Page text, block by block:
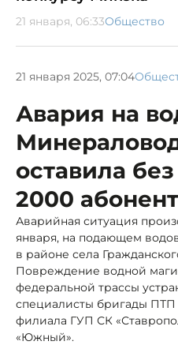
21 января, 06:33Общество
21 января 2025, 07:04
Авария на
оставила
2000
Аварийная ситуация
января, на подающем
в районе села
Повреждение водной
федеральной трассы
специалисты бригады
филиала ГУП СК
«Южный».